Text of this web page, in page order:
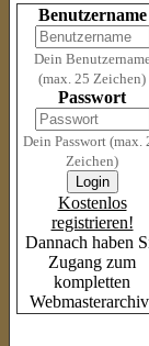
Benutzername
Dein
(max. 25 Zeichen)
Passwort
Dein Passwort (max.
Zeichen)
Kostenlos
registrieren!
Dannach haben
Zugang zum
kompletten